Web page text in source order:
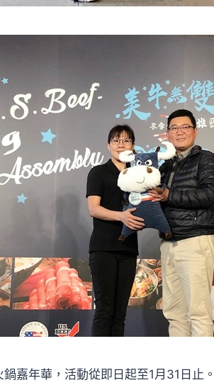
嘉年華，活動從即日起至1月31日止